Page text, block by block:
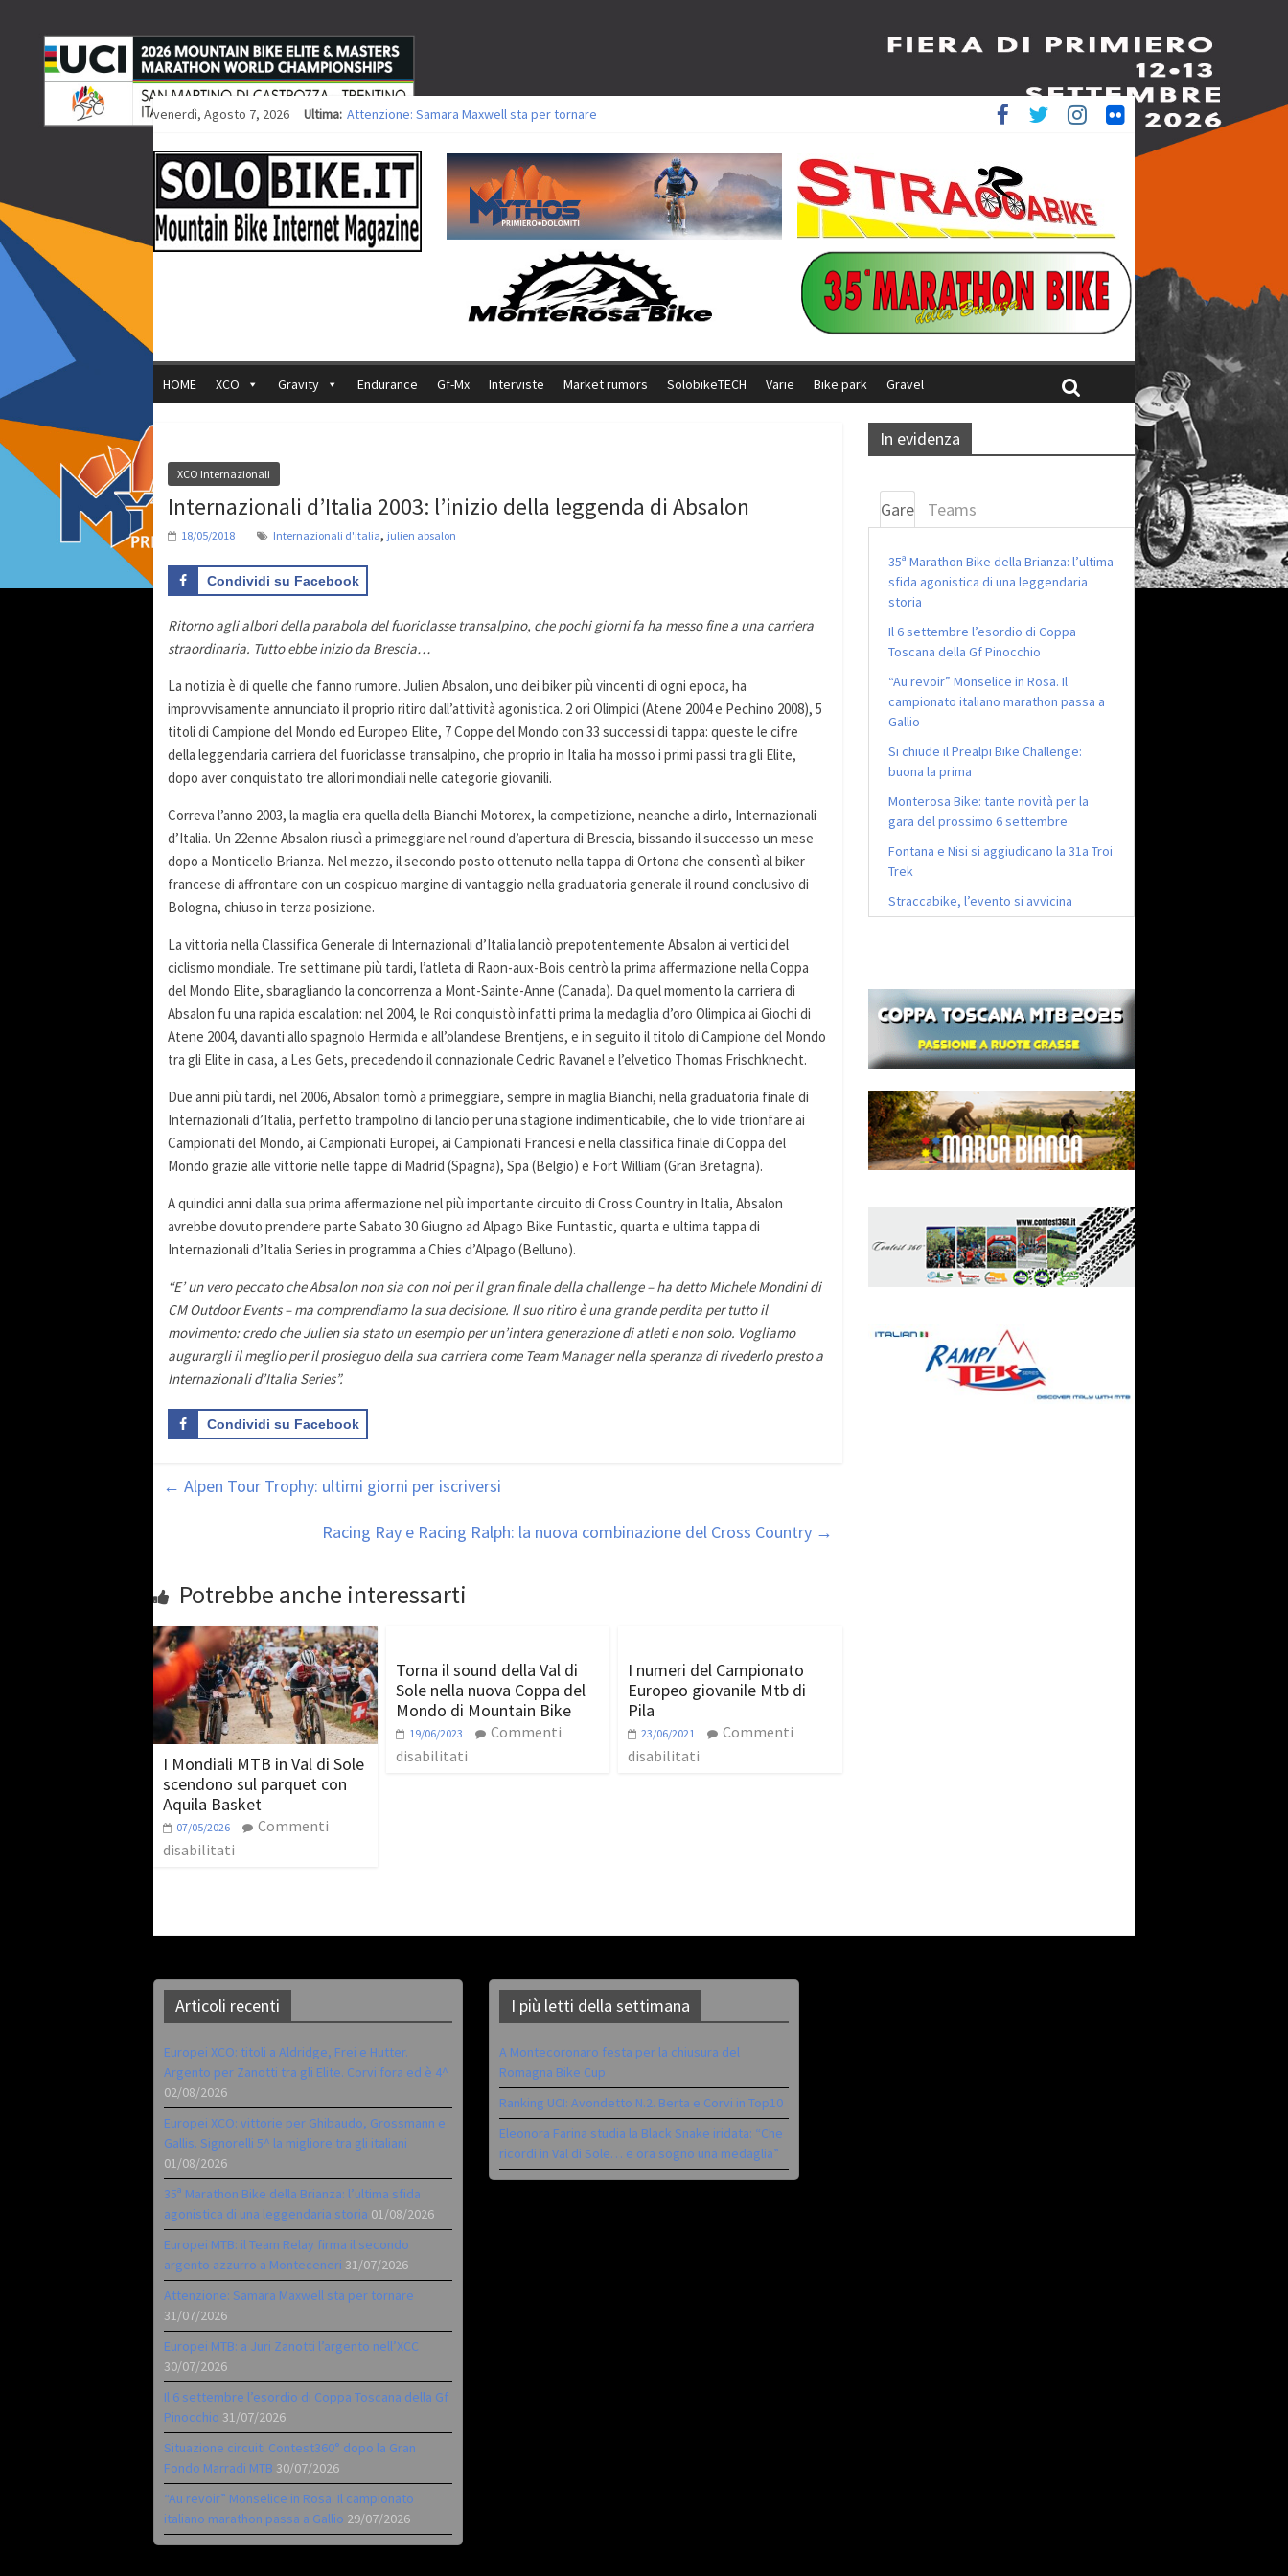
venerdì, Agosto 7, 2026 Ultima: Attenzione: Samara Maxwell sta per tornare
Europei XCO: vittorie per Ghibaudo, Grossmann e Gallis. Signorelli 5^ la migliore tra gli italiani
35ª Marathon Bike della Brianza: l’ultima sfida agonistica di una leggendaria storia
Europei MTB: il Team Relay firma il secondo argento azzurro a Monteceneri
HOME XCO Gravity Endurance Gf-Mx Interviste Market rumors SolobikeTECH Varie Bike park Gravel
XCO Internazionali
Internazionali d’Italia 2003: l’inizio della leggenda di Absalon
18/05/2018 Internazionali d'italia, julien absalon
Condividi su Facebook
Ritorno agli albori della parabola del fuoriclasse transalpino, che pochi giorni fa ha messo fine a una carriera
straordinaria. Tutto ebbe inizio da Brescia…
La notizia è di quelle che fanno rumore. Julien Absalon, uno dei biker più vincenti di ogni epoca, ha
improvvisamente annunciato il proprio ritiro dall’attività agonistica. 2 ori Olimpici (Atene 2004 e Pechino 2008), 5
titoli di Campione del Mondo ed Europeo Elite, 7 Coppe del Mondo con 33 successi di tappa: queste le cifre
della leggendaria carriera del fuoriclasse transalpino, che proprio in Italia ha mosso i primi passi tra gli Elite,
dopo aver conquistato tre allori mondiali nelle categorie giovanili.
Correva l’anno 2003, la maglia era quella della Bianchi Motorex, la competizione, neanche a dirlo, Internazionali
d’Italia. Un 22enne Absalon riuscì a primeggiare nel round d’apertura di Brescia, bissando il successo un mese
dopo a Monticello Brianza. Nel mezzo, il secondo posto ottenuto nella tappa di Ortona che consentì al biker
francese di affrontare con un cospicuo margine di vantaggio nella graduatoria generale il round conclusivo di
Bologna, chiuso in terza posizione.
La vittoria nella Classifica Generale di Internazionali d’Italia lanciò prepotentemente Absalon ai vertici del
ciclismo mondiale. Tre settimane più tardi, l’atleta di Raon-aux-Bois centrò la prima affermazione nella Coppa
del Mondo Elite, sbaragliando la concorrenza a Mont-Sainte-Anne (Canada). Da quel momento la carriera di
Absalon fu una rapida escalation: nel 2004, le Roi conquistò infatti prima la medaglia d’oro Olimpica ai Giochi di
Atene 2004, davanti allo spagnolo Hermida e all’olandese Brentjens, e in seguito il titolo di Campione del Mondo
tra gli Elite in casa, a Les Gets, precedendo il connazionale Cedric Ravanel e l’elvetico Thomas Frischknecht.
Due anni più tardi, nel 2006, Absalon tornò a primeggiare, sempre in maglia Bianchi, nella graduatoria finale di
Internazionali d’Italia, perfetto trampolino di lancio per una stagione indimenticabile, che lo vide trionfare ai
Campionati del Mondo, ai Campionati Europei, ai Campionati Francesi e nella classifica finale di Coppa del
Mondo grazie alle vittorie nelle tappe di Madrid (Spagna), Spa (Belgio) e Fort William (Gran Bretagna).
A quindici anni dalla sua prima affermazione nel più importante circuito di Cross Country in Italia, Absalon
avrebbe dovuto prendere parte Sabato 30 Giugno ad Alpago Bike Funtastic, quarta e ultima tappa di
Internazionali d’Italia Series in programma a Chies d’Alpago (Belluno).
“E’ un vero peccato che Absalon non sia con noi per il gran finale della challenge – ha detto Michele Mondini di
CM Outdoor Events – ma comprendiamo la sua decisione. Il suo ritiro è una grande perdita per tutto il
movimento: credo che Julien sia stato un esempio per un’intera generazione di atleti e non solo. Vogliamo
augurargli il meglio per il prosieguo della sua carriera come Team Manager nella speranza di rivederlo presto a
Internazionali d’Italia Series”.
Condividi su Facebook
← Alpen Tour Trophy: ultimi giorni per iscriversi
Racing Ray e Racing Ralph: la nuova combinazione del Cross Country →
Potrebbe anche interessarti
I Mondiali MTB in Val di Sole
scendono sul parquet con
Aquila Basket
07/05/2026
Commenti
disabilitati
Torna il sound della Val di
Sole nella nuova Coppa del
Mondo di Mountain Bike
19/06/2023
Commenti
disabilitati
I numeri del Campionato
Europeo giovanile Mtb di
Pila
23/06/2021
Commenti
disabilitati
In evidenza
Gare Teams
35ª Marathon Bike della Brianza: l’ultima
sfida agonistica di una leggendaria
storia
Il 6 settembre l’esordio di Coppa
Toscana della Gf Pinocchio
“Au revoir” Monselice in Rosa. Il
campionato italiano marathon passa a
Gallio
Si chiude il Prealpi Bike Challenge:
buona la prima
Monterosa Bike: tante novità per la
gara del prossimo 6 settembre
Fontana e Nisi si aggiudicano la 31a Troi
Trek
Straccabike, l’evento si avvicina
Articoli recenti
Europei XCO: titoli a Aldridge, Frei e Hutter.
Argento per Zanotti tra gli Elite. Corvi fora ed è 4^
02/08/2026
Europei XCO: vittorie per Ghibaudo, Grossmann e
Gallis. Signorelli 5^ la migliore tra gli italiani
01/08/2026
35ª Marathon Bike della Brianza: l’ultima sfida
agonistica di una leggendaria storia 01/08/2026
Europei MTB: il Team Relay firma il secondo
argento azzurro a Monteceneri 31/07/2026
Attenzione: Samara Maxwell sta per tornare
31/07/2026
Europei MTB: a Juri Zanotti l’argento nell’XCC
30/07/2026
Il 6 settembre l’esordio di Coppa Toscana della Gf
Pinocchio 31/07/2026
Situazione circuiti Contest360° dopo la Gran
Fondo Marradi MTB 30/07/2026
“Au revoir” Monselice in Rosa. Il campionato
italiano marathon passa a Gallio 29/07/2026
I più letti della settimana
A Montecoronaro festa per la chiusura del
Romagna Bike Cup
Ranking UCI: Avondetto N.2. Berta e Corvi in Top10
Eleonora Farina studia la Black Snake iridata: “Che
ricordi in Val di Sole… e ora sogno una medaglia”